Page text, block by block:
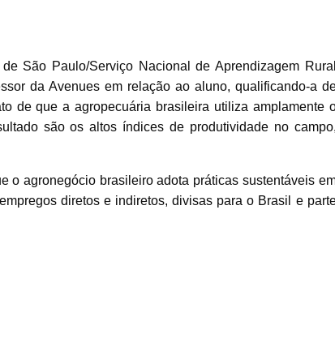
São Paulo/Serviço Nacional de Aprendizagem Rural
da Avenues em relação ao aluno, qualificando-a
de que a agropecuária brasileira utiliza amplamente
são os altos índices de produtividade no campo,
o agronegócio brasileiro adota práticas sustentáveis
diretos e indiretos, divisas para o Brasil e